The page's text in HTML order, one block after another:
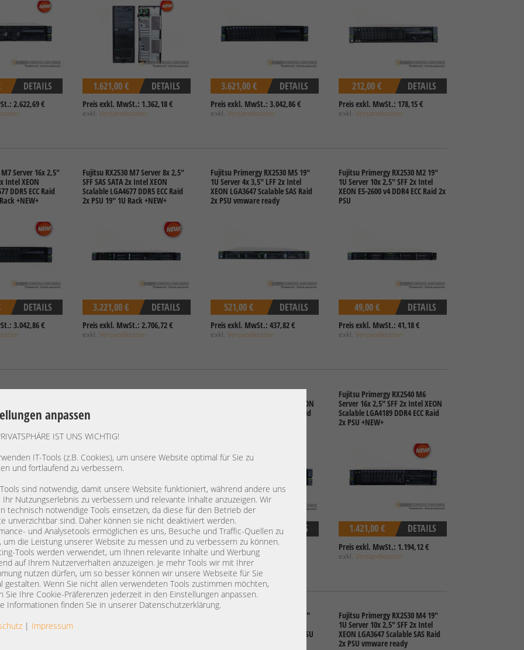
anpassen
IST UNS WICHTIG!
IT-Tools (z.B. Cookies), um unsere Website optimal für Sie zu
und fortlaufend zu verbessern.
sind notwendig, damit unsere Website funktioniert, während andere uns
Ihr Nutzungserlebnis zu verbessern und relevante Inhalte anzuzeigen. Wir
technisch notwendige Tools einsetzen, da diese für den Betrieb der
unverzichtbar sind. Daher können sie nicht deaktiviert werden.
und Analysetools ermöglichen es uns, Besuche und Traffic-Quellen zu
um die Leistung unserer Website zu messen und zu verbessern zu können.
Tools werden verwendet, um Ihnen relevante Inhalte und Werbung
auf Ihrem Nutzerverhalten anzuzeigen. Je mehr Tools wir mit Ihrer
nutzen dürfen, um so besser können wir unsere Webseite für Sie
gestalten. Wenn Sie nicht allen verwendeten Tools zustimmen möchten,
Sie Ihre Cookie-Präferenzen jederzeit in den Einstellungen anpassen.
Informationen finden Sie in unserer Datenschutzerklärung.
| Impressum
DETAILS
2.622,69 €
DETAILS
1.621,00 €
Preis exkl. MwSt.: 1.362,18 €
exkl. Versandkosten
DETAILS
3.621,00 €
Preis exkl. MwSt.: 3.042,86 €
exkl. Versandkosten
DETAILS
212,00 €
Preis exkl. MwSt.: 178,15 €
exkl. Versandkosten
Server 16x 2,5"
Intel XEON
DDR5 ECC Raid
+NEW+
DETAILS
3.042,86 €
Fujitsu RX2530 M7 Server 8x 2,5"
SFF SAS SATA 2x Intel XEON
Scalable LGA4677 DDR5 ECC Raid
2x PSU 19" 1U Rack +NEW+
DETAILS
3.221,00 €
Preis exkl. MwSt.: 2.706,72 €
exkl. Versandkosten
Fujitsu Primergy RX2530 M5 19"
1U Server 4x 3,5" LFF 2x Intel
XEON LGA3647 Scalable SAS Raid
2x PSU vmware ready
DETAILS
521,00 €
Preis exkl. MwSt.: 437,82 €
exkl. Versandkosten
Fujitsu Primergy RX2530 M2 19"
1U Server 10x 2,5" SFF 2x Intel
XEON E5-2600 v4 DDR4 ECC Raid 2x
PSU
DETAILS
49,00 €
Preis exkl. MwSt.: 41,18 €
exkl. Versandkosten
RX2540 M2 19"
LFF 2x Intel
SAS SATA Raid 2x
-CTO-
DETAILS
119,33 €
Scalable Gold Platinum LGA3647
48x DDR4 ECC Raid 2x PSU -CTO
DETAILS
982,00 €
Preis exkl. MwSt.: 825,21 €
exkl.Versandkosten
Server 16x 2,5" SFF 2x Intel XEON
Scalable LGA4189 DDR4 ECC Raid
DETAILS
821,00 €
Preis exkl. MwSt.: 689,92 €
exkl. Versandkosten
Fujitsu Primergy RX2540 M6
Server 16x 2,5" SFF 2x Intel XEON
Scalable LGA4189 DDR4 ECC Raid
2x PSU +NEW+
DETAILS
1.421,00 €
Preis exkl. MwSt.: 1.194,12 €
exkl. Versandkosten
RX2540 M5 19"
SFF 2x Intel
SAS Raid
Fujitsu Primergy RX2520 M5 19"
XEON LGA3647 Scalable Raid PSU
Fujitsu Primergy RX2530 M4 19"
1U Server 10x 2,5" SFF 2x Intel
XEON LGA3647 Scalable SAS Raid
2x PSU vmware ready